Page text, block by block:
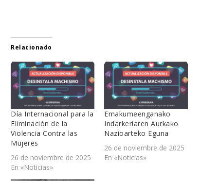
Relacionado
Día Internacional para la
Eliminación de la
Violencia Contra las
Mujeres
26 de noviembre de 2025
En «Noticias»
Emakumeenganako
Indarkeriaren Aurkako
Nazioarteko Eguna
26 de noviembre de 2025
En «Noticias»